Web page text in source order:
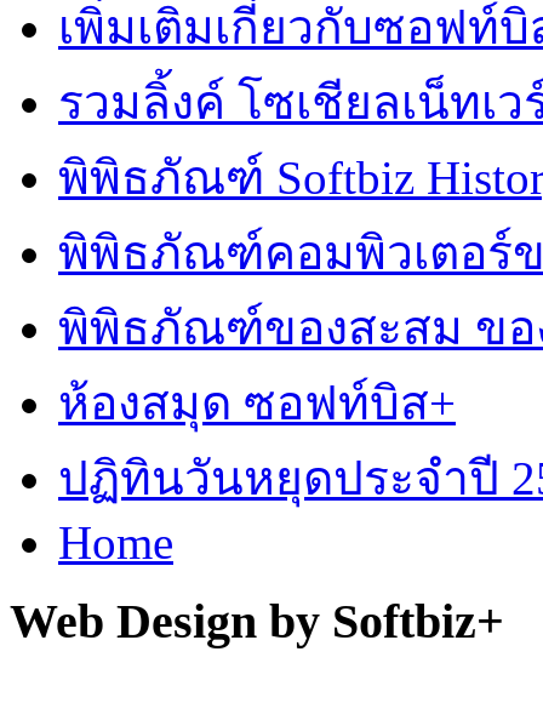
เพิ่มเติมเกี่ยวกับซอฟท์บิ
รวมลิ้งค์ โซเชียลเน็ทเว
พิพิธภัณฑ์ Softbiz
พิพิธภัณฑ์คอมพิวเตอร์
พิพิธภัณฑ์ของสะสม ขอ
ห้องสมุด ซอฟท์บิส+
ปฏิทินวันหยุดประจำปี
Home
Web Design by Softbiz+